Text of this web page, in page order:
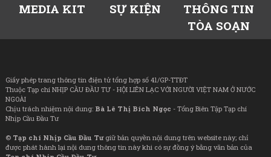
MEDIA KIT SỰ KIỆN
THÔNG TIN
TÒA SOẠN
Giấy phép trang thông tin điện tử tổng hợp số 41/GP-TTĐT
Thuộc Tạp chí NHỊP CẦU ĐẦU TƯ - HỘI LIÊN LẠC VỚI NGƯỜI VIỆT NAM Ở NƯỚC
NGOÀI
Chịu trách nhiệm nội dung: Bà Lê Thị Bích Ngọc - Tổng Biên Tập Tạp chí
Nhịp Cầu Đầu Tư
© Tạp chí Nhịp Cầu Đầu Tưgiữ bản quyền nội dung trên website này; chỉ
được phát hành lại nội dung thông tin này khi có sự đồng ý bằng văn bản của